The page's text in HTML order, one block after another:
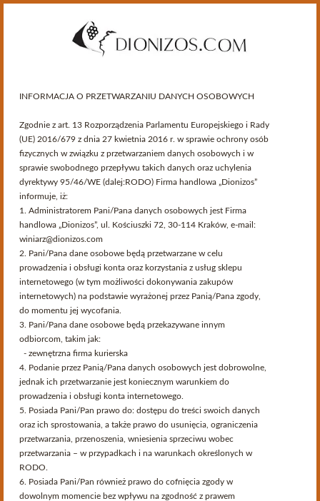
Kategorie
>
Oferta > Rocznik 1998
Sortuj poprzez Dostępność
Serwis przeznaczony dla osób pełnoletnich.
Czy akceptujesz te warunki i masz ukończone 18 lat?
INFORMACJA O PRZETWARZANIU DANYCH OSOBOWYCH
Zgodnie z art. 13 Rozporządzenia Parlamentu Europejskiego i Rady
(UE) 2016/679 z dnia 27 kwietnia 2016 r. w sprawie ochrony osób
fizycznych w związku z przetwarzaniem danych osobowych i w
sprawie swobodnego przepływu takich danych oraz uchylenia
dyrektywy 95/46/WE (dalej:RODO) Firma handlowa „Dionizos”
informuje, iż:
1. Administratorem Pani/Pana danych osobowych jest Firma
handlowa „Dionizos”, ul. Kościuszki 72, 30-114 Kraków, e-mail:
winiarz@dionizos.com
2. Pani/Pana dane osobowe będą przetwarzane w celu
prowadzenia i obsługi konta oraz korzystania z usług sklepu
internetowego (w tym możliwości dokonywania zakupów
internetowych) na podstawie wyrażonej przez Panią/Pana zgody,
do momentu jej wycofania.
3. Pani/Pana dane osobowe będą przekazywane innym
odbiorcom, takim jak:
- zewnętrzna firma kurierska
4. Podanie przez Panią/Pana danych osobowych jest dobrowolne,
jednak ich przetwarzanie jest koniecznym warunkiem do
prowadzenia i obsługi konta internetowego.
5. Posiada Pani/Pan prawo do: dostępu do treści swoich danych
oraz ich sprostowania, a także prawo do usunięcia, ograniczenia
przetwarzania, przenoszenia, wniesienia sprzeciwu wobec
przetwarzania – w przypadkach i na warunkach określonych w
RODO.
6. Posiada Pani/Pan również prawo do cofnięcia zgody w
dowolnym momencie bez wpływu na zgodność z prawem